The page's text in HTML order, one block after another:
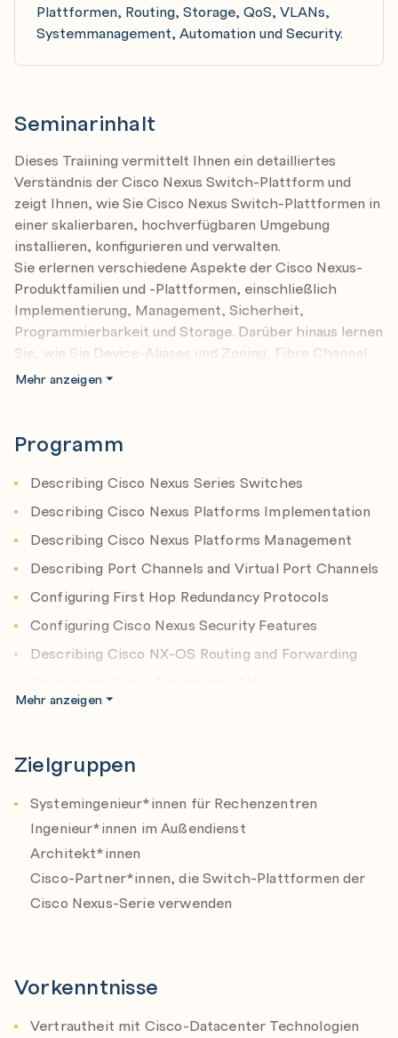
Plattformen, Routing, Storage, QoS, VLANs,
Systemmanagement, Automation und Security.
Seminarinhalt
Dieses Traiining vermittelt Ihnen ein detailliertes
Verständnis der Cisco Nexus Switch-Plattform und
zeigt Ihnen, wie Sie Cisco Nexus Switch-Plattformen in
einer skalierbaren, hochverfügbaren Umgebung
installieren, konfigurieren und verwalten.
Sie erlernen verschiedene Aspekte der Cisco Nexus-
Produktfamilien und -Plattformen, einschließlich
Implementierung, Management, Sicherheit,
Programmierbarkeit und Storage. Darüber hinaus lernen
Sie, wie Sie Device-Aliases und Zoning, Fibre Channel
over Ethernet (FCoE) und N-Port Identifier Virtualization
Nach Abschluss des Trainings haben die
Teilnehmer*innen Kenntnisse zu folgenden Themen:
Plattformen der Produktfamilien Cisco Nexus 9000,
Nexus-Geräten
Virtual Extensible LAN (VXLAN)
Quality of Service (QoS) auf Cisco Nexus-Geräten
Systemmanagement und Überwachungsprozesse
Die Programmierbarkeit von Cisco NX-OS
Device-Aliases und Zoning konfigurieren
Mehr anzeigen
Programm
Describing Cisco Nexus Series Switches
Describing Cisco Nexus Platforms Implementation
Describing Cisco Nexus Platforms Management
Describing Port Channels and Virtual Port Channels
Configuring First Hop Redundancy Protocols
Configuring Cisco Nexus Security Features
Describing Cisco NX-OS Routing and Forwarding
Describing QoS on Cisco Nexus Devices
Describing Cisco NX-OS Programmability
Describing Cisco Nexus Storage Services
Configuring Fibre Channel Over Ethernet
Describing Device Aliases and Zoning
Configuring NPIV and NPV Modes
Configure User Management
Configure vPC
Mehr anzeigen
Zielgruppen
Systemingenieur*innen für Rechenzentren
Ingenieur*innen im Außendienst
Architekt*innen
Cisco-Partner*innen, die Switch-Plattformen der
Cisco Nexus-Serie verwenden
Vorkenntnisse
Vertrautheit mit Cisco-Datacenter Technologien